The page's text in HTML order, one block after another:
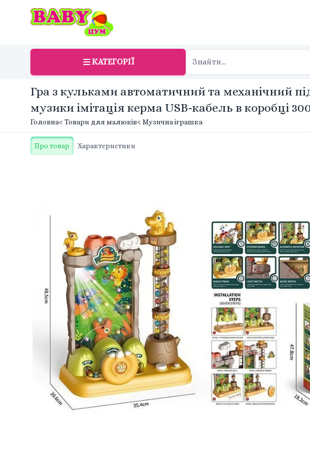
КАТЕГОРІЇ
Гра з кульками автоматичний та механічний
музики імітація керма USB-кабель в коробці
Головна< Товари для малюків< Музична іграшка
Про товар Характеристики